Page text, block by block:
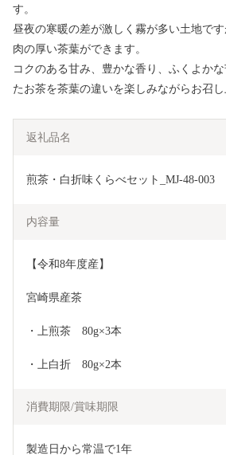
す。
昼夜の寒暖の差が激しく霧が多い土地で
肉の厚い茶葉ができます。
コクのある甘み、豊かな香り、ふくよか
たお茶を茶葉の違いを楽しみながらお召し
返礼品名
煎茶・白折味くらべセット_MJ-48-003
内容量
【令和8年度産】
宮崎県産茶
・上煎茶　80g×3本
・上白折　80g×2本
消費期限/賞味期限
製造日から常温で1年